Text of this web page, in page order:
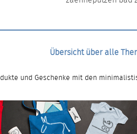
Übersicht über alle
und Geschenke mit den